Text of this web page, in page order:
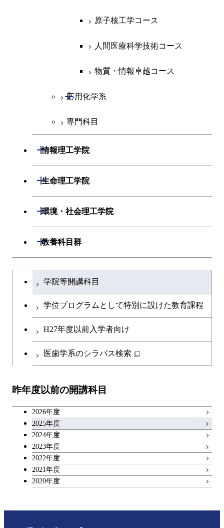
人間医療科学技術コース
ース
原子核工学コース
人間医療科学技術コース
物質・情報卓越コース
ライフエンジニアリングコ
人間医療科学技術コース
コース
原子核工学コース
人間医療科学技術コース
物質・情報卓越コース
応用化学系
開閉
応用化学コース
ライフエンジニアリングコ
ース
人間医療科学技術コース
物質・情報卓越コース
専門科目
情報理工学院
開閉
数理・計算科学系
開閉
知能情報コース
情報工学コース
知能情報コース
エネルギー・情報コース
人間医療科学技術コース
物質・情報卓越コース
専門科目
生命理工学院
開閉
生命理工学系
開閉
ライフエンジニアリングコ
ース
地球生命コース
物質・情報卓越コース
環境・社会理工学院
開閉
建築学系
開閉
コース
都市・環境学コース
コース
都市・環境学コース
開閉
エネルギーコース
エネルギー・情報コース
エンジニアリングデザイン
原子核工学コース
物質・情報卓越コース
社会・人間科学コース
イノベーション科学系
イノベーション科学コース
人間医療科学技術コース
技術経営専門職学位課程
開閉
技術経営専門職学位課程
専門科目
教養科目群
開閉
文系教養科目
英語科目
第二外国語科目
キャリア科目
大学院課程を切り替える
学院等開講科目
学位プログラムとして特別に設けた教育課程
H27年度以前入学者向け
医歯学系のシラバス検索
昨年度以前の開講科目
2026年度
2025年度
2024年度
2023年度
2022年度
2021年度
2020年度